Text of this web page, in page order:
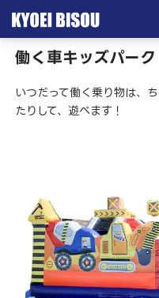
サービス
取引実績
お問い合わせ
働く車キッズパーク
いつだって働く乗り物は、
たりして、遊べます！